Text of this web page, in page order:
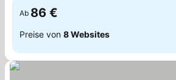
Ab 86 €
Preise von 8 Websites